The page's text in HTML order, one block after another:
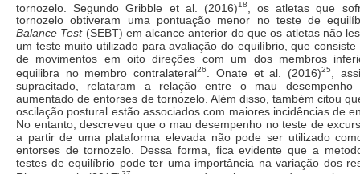
tornozelo. Segundo Gribble et al. (2016)18
, os atletas que
tornozelo obtiveram uma pontuação menor no teste de
Balance Test(SEBT) em alcance anterior do que os atletas não
um teste muito utilizado para avaliação do equilíbrio, que
de movimentos em oito direções com um dos membros
equilibra no membro contralateral26 . Onate et al. (2016)25
,
supracitado, relataram a relação entre o mau
aumentado de entorses de tornozelo. Além disso, também citou
oscilação postural estão associados com maiores incidências de
No entanto, descreveu que o mau desempenho no teste de
a partir de uma plataforma elevada não pode ser utilizado
entorses de tornozelo. Dessa forma, fica evidente que a
testes de equilíbrio pode ter uma importância na variação dos